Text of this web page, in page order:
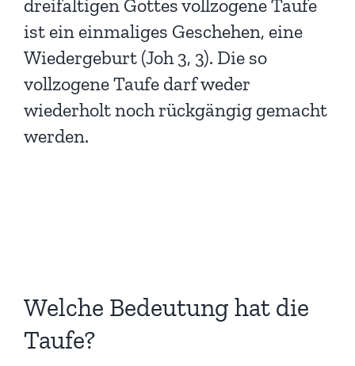
dreifaltigen Gottes vollzogene Taufe
ist ein einmaliges Geschehen, eine
Wiedergeburt (Joh 3, 3). Die so
vollzogene Taufe darf weder
wiederholt noch rückgängig gemacht
werden.
Welche Bedeutung hat die
Taufe?